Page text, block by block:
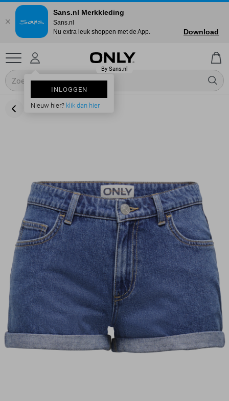
INLOGGEN
Nieuw hier? klik dan hier
Sans.nl Merkkleding
Sans.nl
Nu extra leuk shoppen met de App.
Download